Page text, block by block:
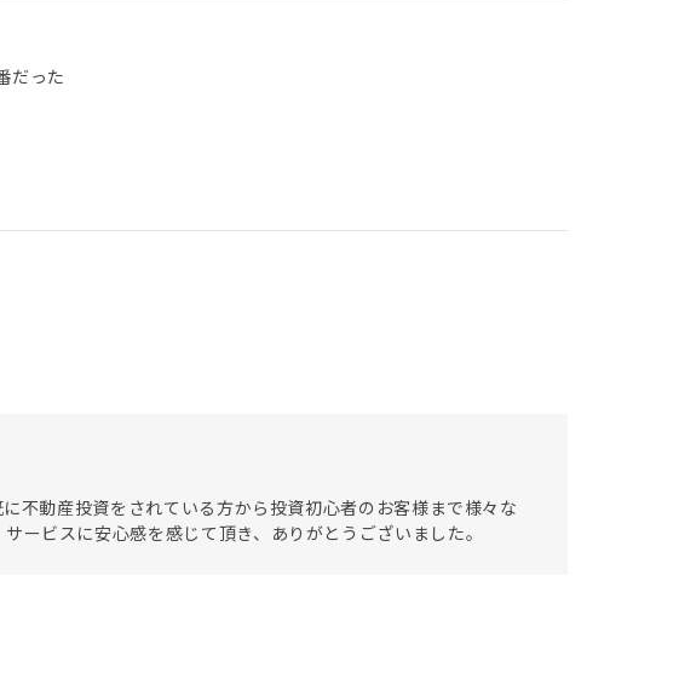
だった
不動産投資をされている方から投資初心者のお客様まで様々な
ービスに安心感を感じて頂き、ありがとうございました。